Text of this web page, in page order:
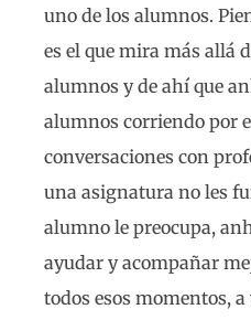
uno de los alumnos.
es el que mira más allá
alumnos y de ahí que
alumnos corriendo por
conversaciones con
una asignatura no les
alumno le preocupa,
ayudar y acompañar
todos esos momentos,